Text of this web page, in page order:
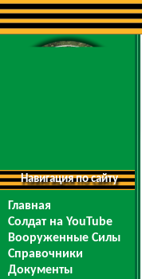
Навигация по сайту
Главная
Солдат на YouTube
Вооруженные Силы
Справочники
Документы